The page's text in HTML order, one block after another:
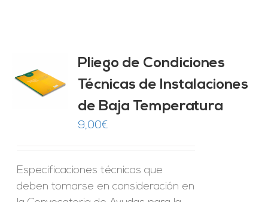
Pliego de Condiciones
Técnicas de Instalaciones
de Baja Temperatura
9,00€
Especificaciones técnicas que
deben tomarse en consideración en